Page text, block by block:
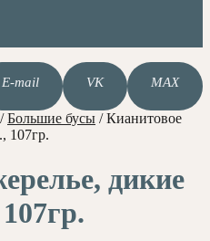
E-mail VK MAX
/Большие бусы /Кианитовое
107гр.
дикие